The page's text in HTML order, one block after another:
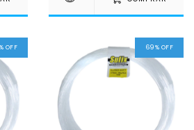
% OFF 69% OFF